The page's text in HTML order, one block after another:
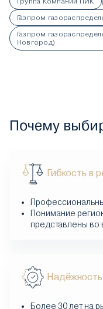
Газпром
Газпром
Новгород)
Почему
Гибкость в
Понимание
представлены во
Надёжность
Более 30 лет на